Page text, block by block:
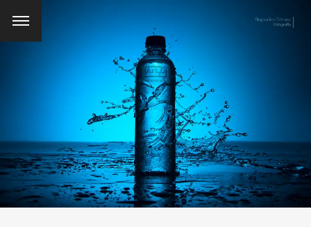
Fotografía de Alimentos
Alimentos y bebidas, Menús, Promoción, Restaurantes